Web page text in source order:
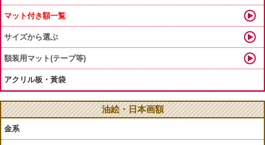
マット付き額一覧
サイズから選ぶ
額装用マット(テープ等)
アクリル板・黃袋
油絵・日本画額
金系